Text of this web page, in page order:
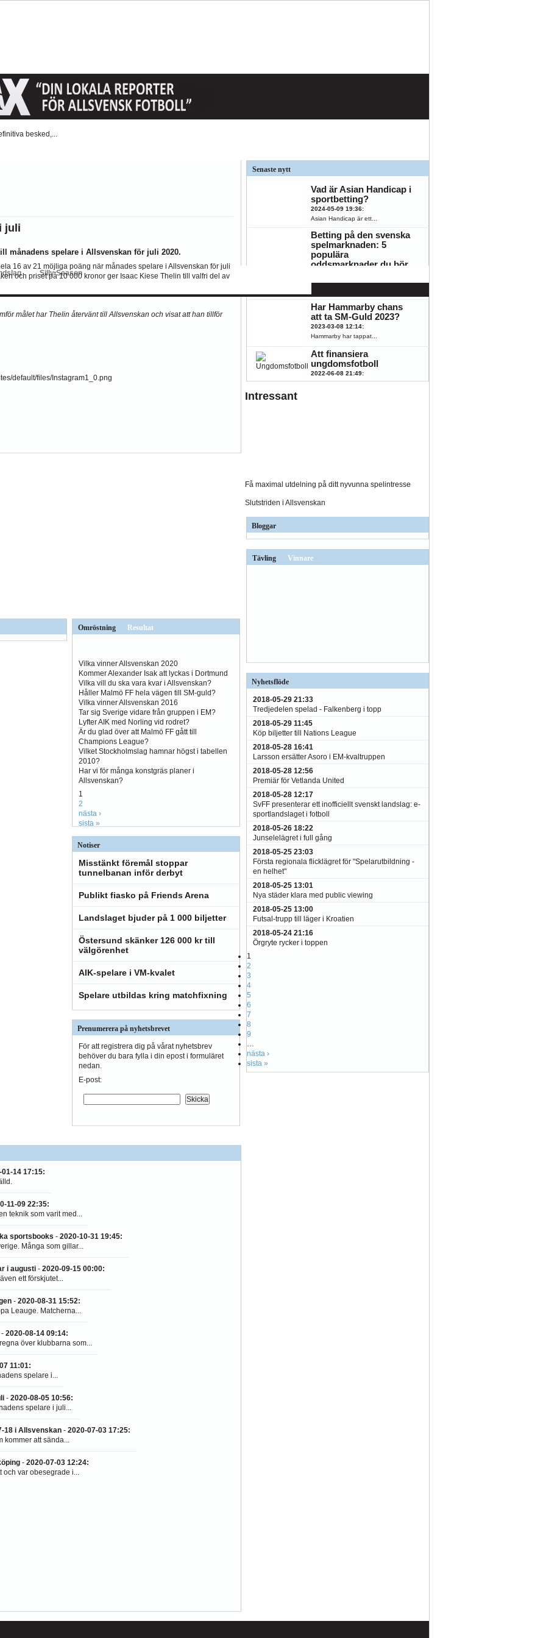
Eskilstuna är det...
stor betydelse i...
juli
månadens spelare i Allsvenskan för juli 2020.
16 av 21 möjliga poäng när månades spelare i Allsvenskan för juli
och priset på 10 000 kronor ger Isaac Kiese Thelin till valfri del av
målet har Thelin återvänt till Allsvenskan och visat att han tillför
Omröstning Resultat
Vilka vinner Allsvenskan 2020
Kommer Alexander Isak att lyckas i Dortmund
Vilka vill du ska vara kvar i Allsvenskan?
Håller Malmö FF hela vägen till SM-guld?
Vilka vinner Allsvenskan 2016
Tar sig Sverige vidare från gruppen i EM?
Lyfter AIK med Norling vid rodret?
Är du glad över att Malmö FF gått till
Champions League?
Vilket Stockholmslag hamnar högst i tabellen
2010?
Har vi för många konstgräs planer i
Allsvenskan?
1
2
nästa ›
sista »
Notiser
Misstänkt föremål stoppar
tunnelbanan inför derbyt
Publikt fiasko på Friends Arena
Landslaget bjuder på 1 000 biljetter
Östersund skänker 126 000 kr till
välgörenhet
AIK-spelare i VM-kvalet
Spelare utbildas kring matchfixning
Prenumerera på nyhetsbrevet
För att registrera dig på vårat nyhetsbrev
behöver du bara fylla i din epost i formuläret
nedan.
E-post:
01-14 17:15:
11-09 22:35:
teknik som varit med...
sportsbooks - 2020-10-31 19:45:
Många som gillar...
i augusti - 2020-09-15 00:00:
ett förskjutet...
- 2020-08-31 15:52:
Leauge. Matcherna...
- 2020-08-14 09:14:
över klubbarna som...
11:01:
spelare i...
- 2020-08-05 10:56:
spelare i juli...
18 i Allsvenskan - 2020-07-03 17:25:
kommer att sända...
- 2020-07-03 12:24:
och var obesegrade i...
Senaste nytt
Vad är Asian Handicap i
sportbetting?
2024-05-09 19:36:
Asian Handicap är ett...
Betting på den svenska
spelmarknaden: 5
populära
oddsmarknader du bör
2023-08-07 15:43:
Hästar, fotboll,...
Har Hammarby chans
att ta SM-Guld 2023?
2023-03-08 12:14:
Hammarby har tappat...
Att finansiera
ungdomsfotboll
2022-06-08 21:49:
Fotboll engagerar...
Intressant
Få maximal utdelning på ditt nyvunna spelintresse
Slutstriden i Allsvenskan
Bloggar
Tävling Vinnare
Nyhetsflöde
2018-05-29 21:33
Tredjedelen spelad - Falkenberg i topp
2018-05-29 11:45
Köp biljetter till Nations League
2018-05-28 16:41
Larsson ersätter Asoro i EM-kvaltruppen
2018-05-28 12:56
Premiär för Vetlanda United
2018-05-28 12:17
SvFF presenterar ett inofficiellt svenskt landslag: e-
sportlandslaget i fotboll
2018-05-26 18:22
Junselelägret i full gång
2018-05-25 23:03
Första regionala flicklägret för "Spelarutbildning -
en helhet"
2018-05-25 13:01
Nya städer klara med public viewing
2018-05-25 13:00
Futsal-trupp till läger i Kroatien
2018-05-24 21:16
Örgryte rycker i toppen
1
2
3
4
5
6
7
8
9
nästa ›
sista »